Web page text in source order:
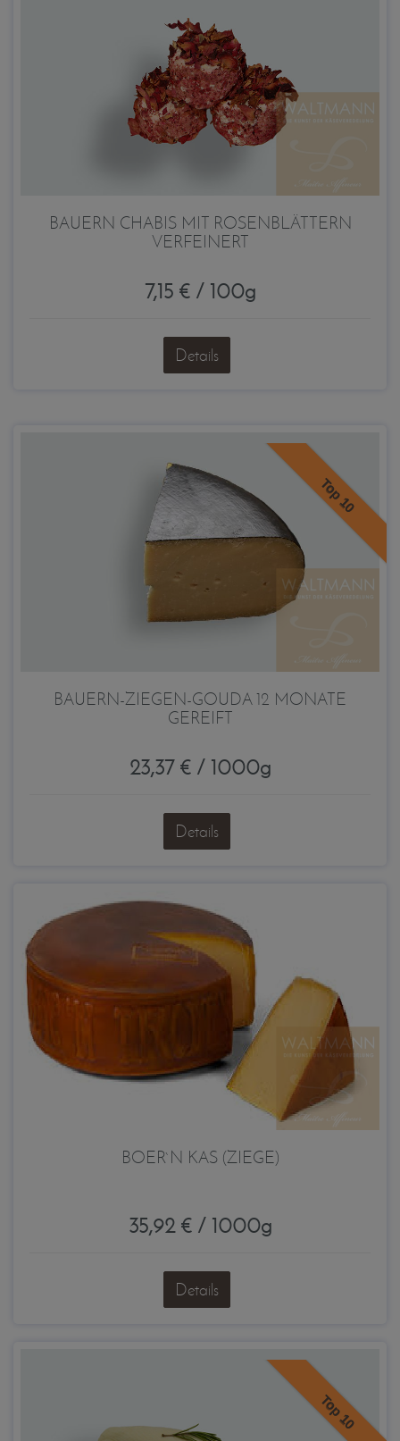
BAUERN CHABIS MIT ROSENBLÄTTERN
VERFEINERT
7,15 € / 100g
Details
Top 10
BAUERN-ZIEGEN-GOUDA 12 MONATE
GEREIFT
23,37 € / 1000g
Details
BOER`N KAS (ZIEGE)
35,92 € / 1000g
Details
Top 10